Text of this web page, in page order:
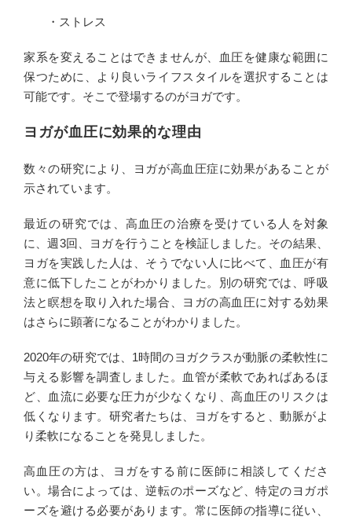
・ストレス
家系を変えることはできませんが、血圧を健康な範囲に
保つために、より良いライフスタイルを選択することは
可能です。そこで登場するのがヨガです。
ヨガが血圧に効果的な理由
数々の研究により、ヨガが高血圧症に効果があることが
示されています。
最近の研究では、高血圧の治療を受けている人を対象
に、週3回、ヨガを行うことを検証しました。その結果、
ヨガを実践した人は、そうでない人に比べて、血圧が有
意に低下したことがわかりました。別の研究では、呼吸
法と瞑想を取り入れた場合、ヨガの高血圧に対する効果
はさらに顕著になることがわかりました。
2020年の研究では、1時間のヨガクラスが動脈の柔軟性に
与える影響を調査しました。血管が柔軟であればあるほ
ど、血流に必要な圧力が少なくなり、高血圧のリスクは
低くなります。研究者たちは、ヨガをすると、動脈がよ
り柔軟になることを発見しました。
高血圧の方は、ヨガをする前に医師に相談してくださ
い。場合によっては、逆転のポーズなど、特定のヨガポ
ーズを避ける必要があります。常に医師の指導に従い、